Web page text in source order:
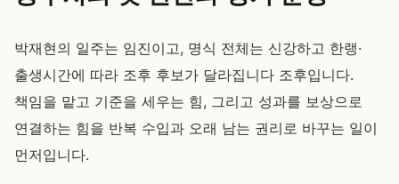
박재현의 일주는 임진이고, 명식 전체는 신강하고 한랭·
출생시간에 따라 조후 후보가 달라집니다 조후입니다.
책임을 맡고 기준을 세우는 힘, 그리고 성과를 보상으로
연결하는 힘을 반복 수입과 오래 남는 권리로 바꾸는 일이
먼저입니다.